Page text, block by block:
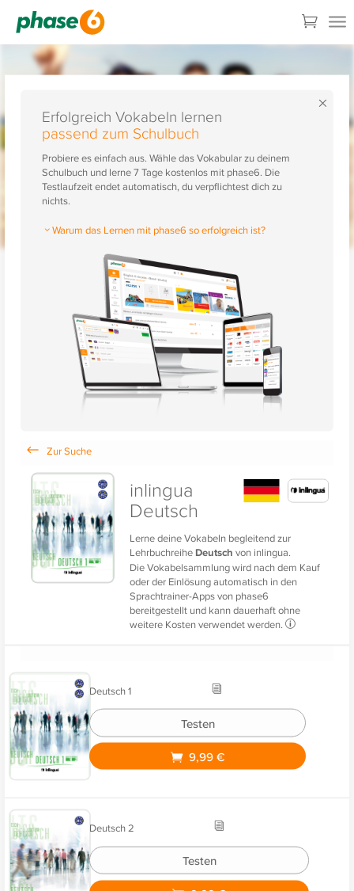
×
Erfolgreich Vokabeln lernen
passend zum Schulbuch
Probiere es einfach aus. Wähle das Vokabular zu deinem
Schulbuch und lerne 7 Tage kostenlos mit phase6. Die
Testlaufzeit endet automatisch, du verpflichtest dich zu
nichts.
Warum das Lernen mit phase6 so erfolgreich ist?
inlingua
Deutsch
Lerne deine Vokabeln begleitend zur
Lehrbuchreihe Deutsch von inlingua.
Die Vokabelsammlung wird nach dem Kauf
oder der Einlösung automatisch in den
Sprachtrainer-Apps von phase6
bereitgestellt und kann dauerhaft ohne
weitere Kosten verwendet werden.
Deutsch 1
Testen
9,99 €
Deutsch 2
Testen